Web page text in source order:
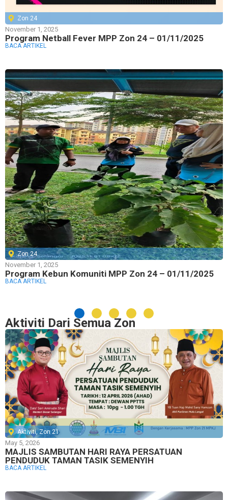
Zon 24
November 1, 2025
Program Netball Fever MPP Zon 24 – 01/11/2025
BACA ARTIKEL
Zon 24
November 1, 2025
Program Kebun Komuniti MPP Zon 24 – 01/11/2025
BACA ARTIKEL
Aktiviti Dari Semua Zon
Aktiviti,Zon 21
May 5, 2026
MAJLIS SAMBUTAN HARI RAYA PERSATUAN
PENDUDUK TAMAN TASIK SEMENYIH
BACA ARTIKEL